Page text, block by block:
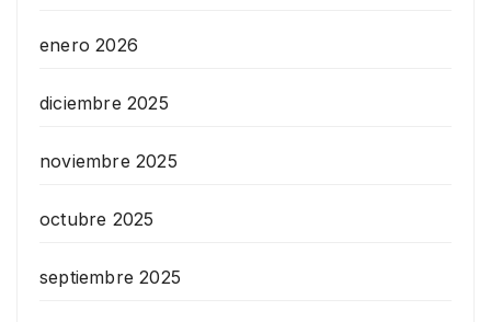
enero 2026
diciembre 2025
noviembre 2025
octubre 2025
septiembre 2025